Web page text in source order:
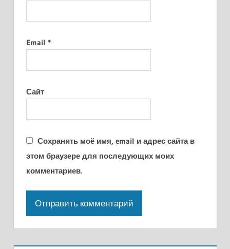
Email *
Сайт
Сохранить моё имя, email и адрес сайта в
этом браузере для последующих моих
комментариев.